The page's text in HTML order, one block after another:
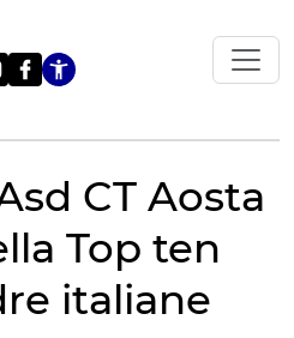
Apri le
CT Aosta
Top ten
italiane